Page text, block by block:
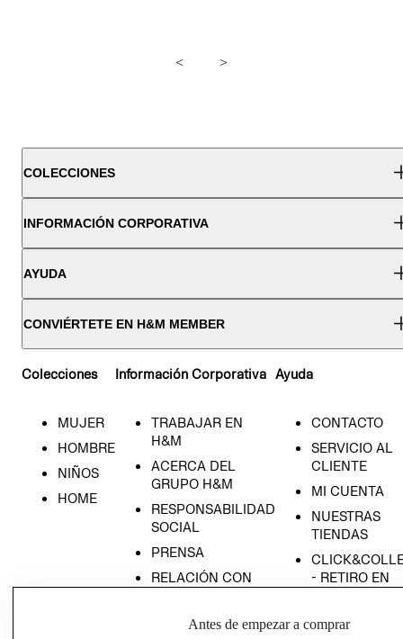
< >
COLECCIONES
INFORMACIÓN CORPORATIVA
AYUDA
CONVIÉRTETE EN H&M MEMBER
Colecciones
MUJER
HOMBRE
NIÑOS
HOME
Información Corporativa
TRABAJAR EN
H&M
ACERCA DEL
GRUPO H&M
RESPONSABILIDAD
SOCIAL
PRENSA
RELACIÓN CON
POLÍTICA
Ayuda
CONTACTO
SERVICIO AL
CLIENTE
MI CUENTA
NUESTRAS
TIENDAS
- RETIRO EN
TÉRMINOS Y
Antes de empezar a comprar